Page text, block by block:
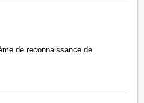
de reconnaissance de